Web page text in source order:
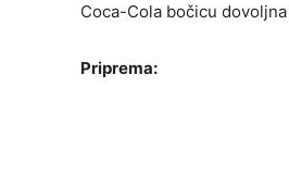
Coca-Cola bočicu
Priprema: